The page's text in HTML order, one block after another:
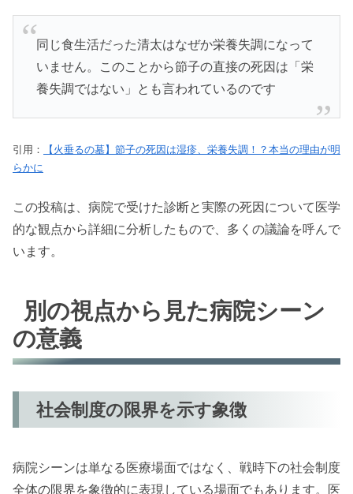
同じ食生活だった清太はなぜか栄養失調になって
いません。このことから節子の直接の死因は「栄
養失調ではない」とも言われているのです
引用：
【火垂るの墓】節子の死因は湿疹、栄養失調！？本当の理由が明
らかに
この投稿は、病院で受けた診断と実際の死因について医学
的な観点から詳細に分析したもので、多くの議論を呼んで
います。
別の視点から見た病院シーン
の意義
社会制度の限界を示す象徴
病院シーンは単なる医療場面ではなく、戦時下の社会制度
全体の限界を象徴的に表現している場面でもあります。医